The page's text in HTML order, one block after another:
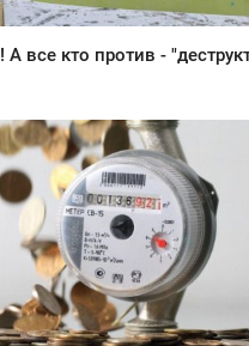
все кто против -